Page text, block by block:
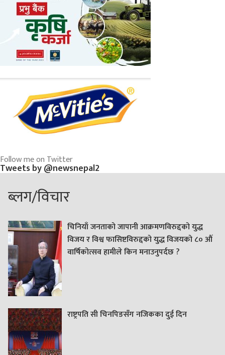
Follow me on Twitter
Tweets by @newsnepal2
ब्लग/विचार
चिनियाँ जनताको जापानी आक्रमणविरुद्दको युद्ध
विजय र विश्व फासिष्टविरुद्दको युद्ध विजयको ८० औं
वार्षिकोत्सव हामीले किन मनाउनुपर्दछ ?
राष्ट्रपति सी चिनपिङसँग नजिकका दुई दिन